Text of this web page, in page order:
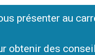
présenter au
obtenir des